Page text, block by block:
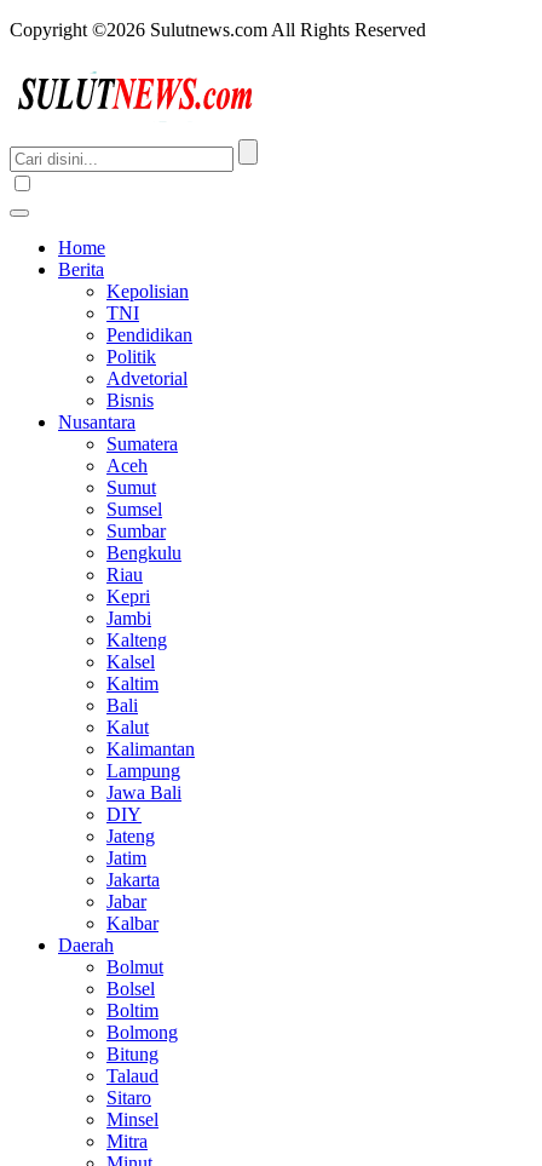
Copyright ©2026 Sulutnews.com All Rights Reserved
Home
Berita
Kepolisian
TNI
Pendidikan
Politik
Advetorial
Bisnis
Nusantara
Sumatera
Aceh
Sumut
Sumsel
Sumbar
Bengkulu
Riau
Kepri
Jambi
Kalteng
Kalsel
Kaltim
Bali
Kalut
Kalimantan
Lampung
Jawa Bali
DIY
Jateng
Jatim
Jakarta
Jabar
Kalbar
Daerah
Bolmut
Bolsel
Boltim
Bolmong
Bitung
Talaud
Sitaro
Minsel
Mitra